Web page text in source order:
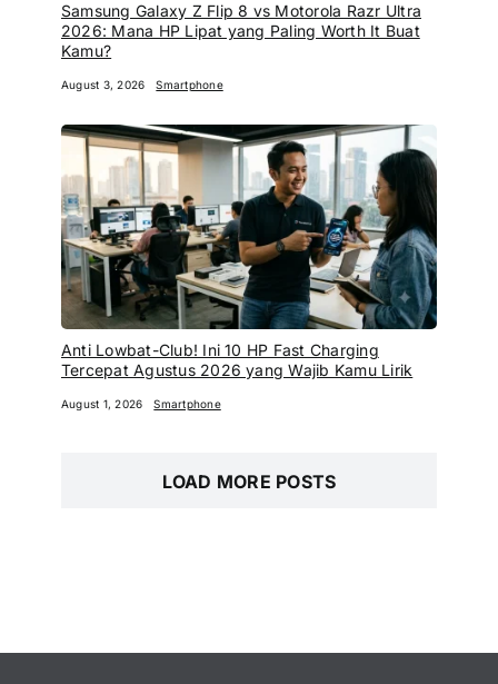
Samsung Galaxy Z Flip 8 vs Motorola Razr Ultra
2026: Mana HP Lipat yang Paling Worth It Buat
Kamu?
August 3, 2026 Smartphone
Anti Lowbat-Club! Ini 10 HP Fast Charging
Tercepat Agustus 2026 yang Wajib Kamu Lirik
August 1, 2026 Smartphone
LOAD MORE POSTS